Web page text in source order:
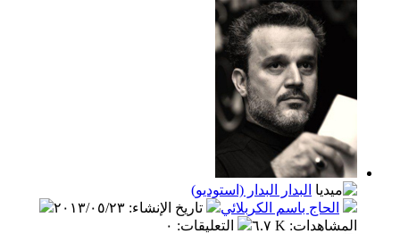
البدار البدار (استوديو)
الحاج باسم الكربلائي
تاريخ الإنشاء: ٢٠١٣/٠٥/٢٣
المشاهدات: ٦.٧ K التعليقات: ٠